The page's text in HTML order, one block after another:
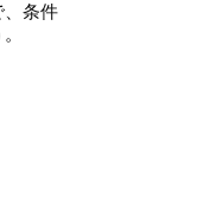
、条件